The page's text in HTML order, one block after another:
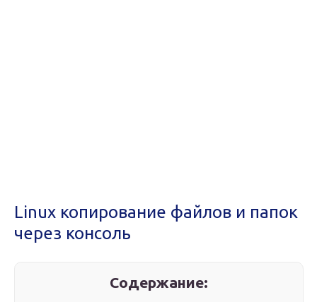
Linux копирование файлов и папок
через консоль
Содержание: